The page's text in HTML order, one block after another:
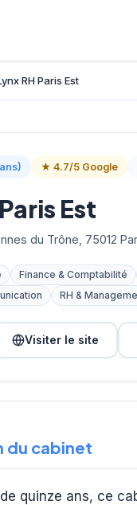
RH Paris Est
★ 4.7/5 Google
Est
du Trône, 75012
Finance & Comptabilité
RH &
Visiter le site
du cabinet
quinze ans, ce